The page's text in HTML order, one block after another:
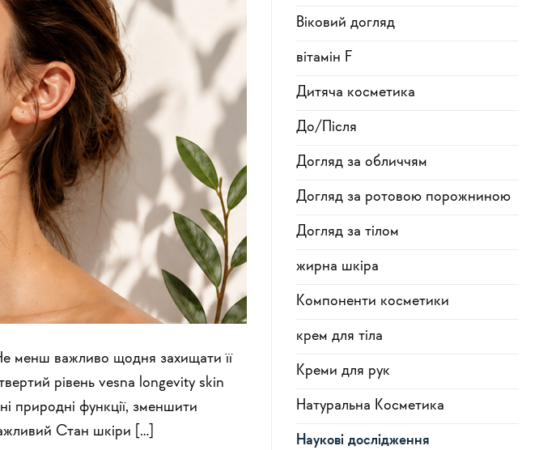
менш важливо щодня захищати її
рівень vesna longevity skin
природні функції, зменшити
Стан шкіри […]
Віковий догляд
вітамін F
Дитяча косметика
До/Після
Догляд за обличчям
Догляд за ротовою порожниною
Догляд за тілом
жирна шкіра
Компоненти косметики
крем для тіла
Креми для рук
Натуральна Косметика
Наукові дослідження